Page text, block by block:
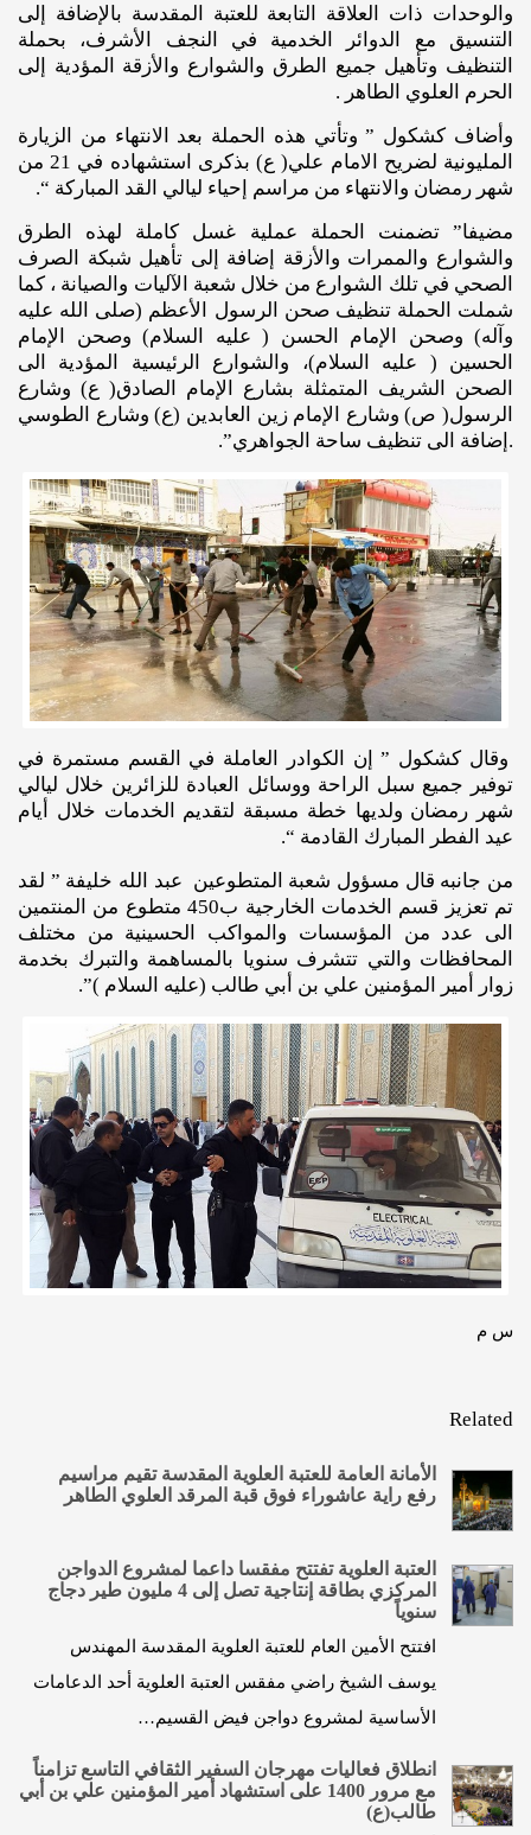
والوحدات ذات العلاقة التابعة للعتبة المقدسة بالإضافة إلى
التنسيق مع الدوائر الخدمية في النجف الأشرف، بحملة
التنظيف وتأهيل جميع الطرق والشوارع والأزقة المؤدية إلى
الحرم العلوي الطاهر .
وأضاف كشكول ” وتأتي هذه الحملة بعد الانتهاء من الزيارة
المليونية لضريح الامام علي( ع) بذكرى استشهاده في 21 من
شهر رمضان والانتهاء من مراسم إحياء ليالي القد المباركة “.
مضيفا” تضمنت الحملة عملية غسل كاملة لهذه الطرق
والشوارع والممرات والأزقة إضافة إلى تأهيل شبكة الصرف
الصحي في تلك الشوارع من خلال شعبة الآليات والصيانة ، كما
شملت الحملة تنظيف صحن الرسول الأعظم (صلى الله عليه
وآله) وصحن الإمام الحسن ( عليه السلام) وصحن الإمام
الحسين ( عليه السلام)، والشوارع الرئيسية المؤدية الى
الصحن الشريف المتمثلة بشارع الإمام الصادق( ع) وشارع
الرسول( ص) وشارع الإمام زين العابدين (ع) وشارع الطوسي
.إضافة الى تنظيف ساحة الجواهري”.
وقال كشكول ” إن الكوادر العاملة في القسم مستمرة في
توفير جميع سبل الراحة ووسائل العبادة للزائرين خلال ليالي
شهر رمضان ولديها خطة مسبقة لتقديم الخدمات خلال أيام
عيد الفطر المبارك القادمة “.
من جانبه قال مسؤول شعبة المتطوعين عبد الله خليفة ” لقد
تم تعزيز قسم الخدمات الخارجية ب450 متطوع من المنتمين
الى عدد من المؤسسات والمواكب الحسينية من مختلف
المحافظات والتي تتشرف سنويا بالمساهمة والتبرك بخدمة
زوار أمير المؤمنين علي بن أبي طالب (عليه السلام )”.
س م
Related
الأمانة العامة للعتبة العلوية المقدسة تقيم مراسيم
رفع راية عاشوراء فوق قبة المرقد العلوي الطاهر
العتبة العلوية تفتتح مفقسا داعما لمشروع الدواجن
المركزي بطاقة إنتاجية تصل إلى 4 مليون طير دجاج
سنوياً
افتتح الأمين العام للعتبة العلوية المقدسة المهندس
يوسف الشيخ راضي مفقس العتبة العلوية أحد الدعامات
الأساسية لمشروع دواجن فيض القسيم…
انطلاق فعاليات مهرجان السفير الثقافي التاسع تزامناً
مع مرور 1400 على استشهاد أمير المؤمنين علي بن أبي
طالب(ع)